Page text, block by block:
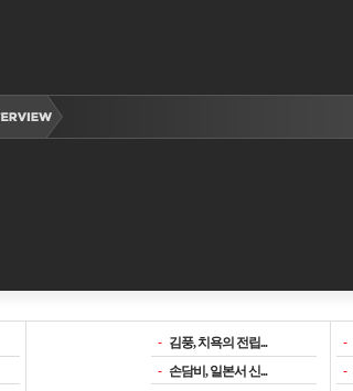
- 김풍, 치욕의 전립...
- 손담비, 일본서 신...
-
-